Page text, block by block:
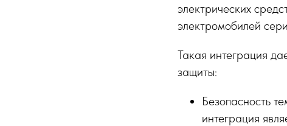
электрических
электромобилей
Такая интеграция
защиты:
Безопасность
интеграция